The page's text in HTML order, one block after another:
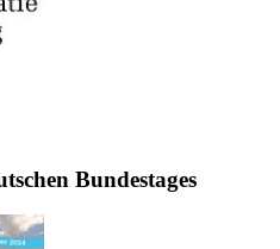
Bundestages